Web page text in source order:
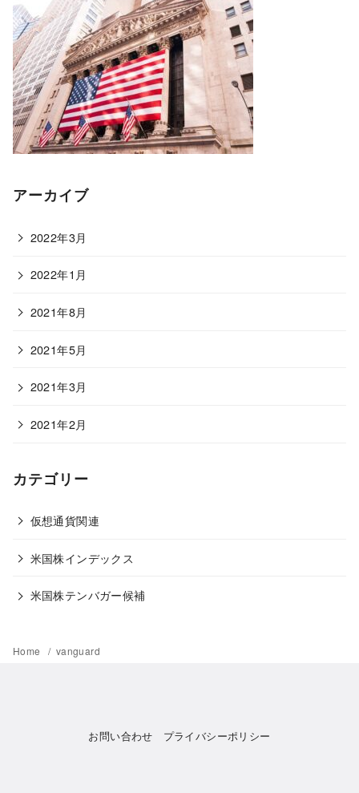
アーカイブ
2022年3月
2022年1月
2021年8月
2021年5月
2021年3月
2021年2月
カテゴリー
仮想通貨関連
米国株インデックス
米国株テンバガー候補
Home vanguard
お問い合わせ プライバシーポリシー